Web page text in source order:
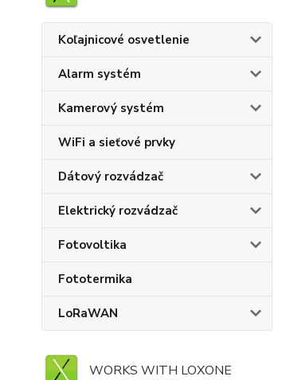
Koľajnicové osvetlenie
Alarm systém
Kamerový systém
WiFi a sieťové prvky
Dátový rozvádzač
Elektrický rozvádzač
Fotovoltika
Fototermika
LoRaWAN
WORKS WITH LOXONE